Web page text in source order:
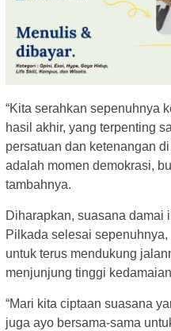
“Kita serahkan sepenuhnya
hasil akhir, yang terpenting
persatuan dan ketenangan
adalah momen demokrasi,
tambahnya.
Diharapkan, suasana damai
Pilkada selesai
untuk terus mendukung
menjunjung tinggi
“Mari kita ciptaan suasana
juga ayo bersama-sama